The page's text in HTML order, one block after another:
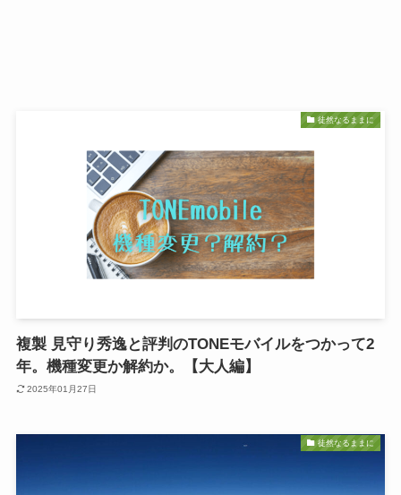
徒然なるままに
複製 見守り秀逸と評判のTONEモバイルをつかって2
年。機種変更か解約か。【大人編】
2025年01月27日
徒然なるままに